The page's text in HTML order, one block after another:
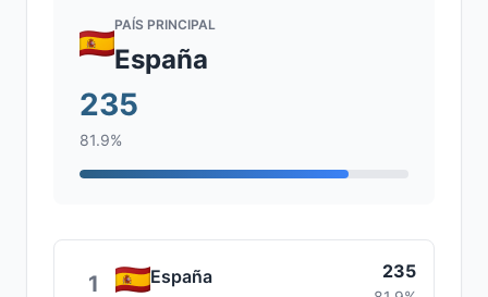
PAÍS PRINCIPAL
España
235
81.9%
1 España 235